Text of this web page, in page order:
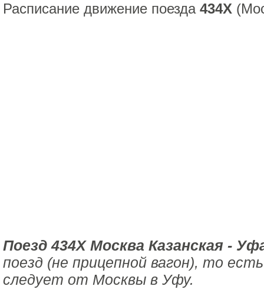
Расписание движение поезда 434Х
Поезд 434Х Москва Казанская -
поезд (не прицепной вагон), то
следует от Москвы в Уфу.